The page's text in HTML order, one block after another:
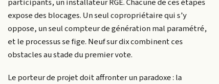
participants, un installateur RGE. Chacune de ces étapes
expose des blocages. Un seul copropriétaire qui s’y
oppose, un seul compteur de génération mal paramétré,
et le processus se fige. Neuf sur dix combinent ces
obstacles au stade du premier vote.
Le porteur de projet doit affronter un paradoxe : la